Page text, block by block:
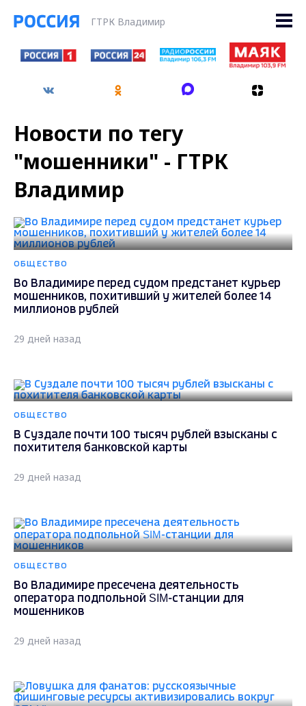
ГТРК Владимир
Новости по тегу
"мошенники" - ГТРК
Владимир
ОБЩЕСТВО
Во Владимире перед судом предстанет курьер
мошенников, похитивший у жителей более 14
миллионов рублей
29 дней назад
ОБЩЕСТВО
В Суздале почти 100 тысяч рублей взысканы с
похитителя банковской карты
29 дней назад
ОБЩЕСТВО
Во Владимире пресечена деятельность
оператора подпольной SIM-станции для
мошенников
29 дней назад